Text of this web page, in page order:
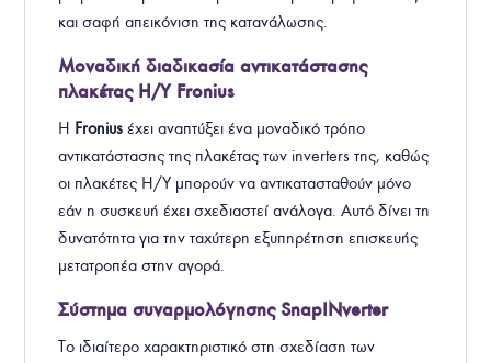
και σαφή απεικόνιση της κατανάλωσης.
Μοναδική διαδικασία αντικατάστασης
πλακέτας Η/Υ Fronius
Η Froniusέχει αναπτύξει ένα μοναδικό τρόπο
αντικατάστασης της πλακέτας των inverters της, καθώς
οι πλακέτες Η/Υ μπορούν να αντικατασταθούν μόνο
εάν η συσκευή έχει σχεδιαστεί ανάλογα. Αυτό δίνει τη
δυνατότητα για την ταχύτερη εξυπηρέτηση επισκευής
μετατροπέα στην αγορά.
Σύστημα συναρμολόγησης SnapINverter
Το ιδιαίτερο χαρακτηριστικό στη σχεδίαση των